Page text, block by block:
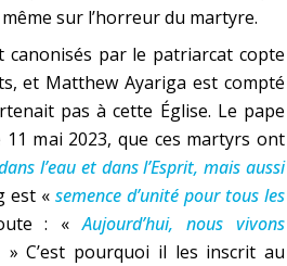
sur l’horreur du martyre.
par le patriarcat copte
et Matthew Ayariga est compté
pas à cette Église. Le pape
mai 2023, que ces martyrs ont
l’eau et dans l’Esprit, mais aussi
est « semence d’unité pour tous les
: «Aujourd’hui, nous vivons
» C’est pourquoi il les inscrit au